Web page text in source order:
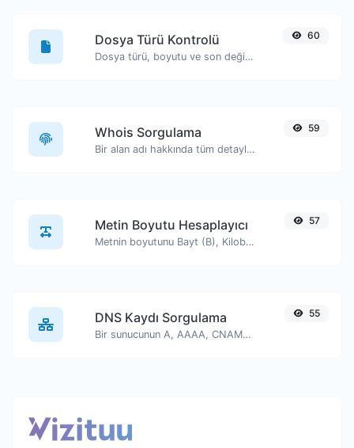
Dosya Türü Kontrolü
Dosya türü, boyutu ve son değiştirilme tarihi gibi bilgileri görüntüleyin.
60
Whois Sorgulama
Bir alan adı hakkında tüm detayları edinin.
59
Metin Boyutu Hesaplayıcı
Metnin boyutunu Bayt (B), Kilobayt (KB) veya Megabayt (MB) cinsinden alın.
57
DNS Kaydı Sorgulama
Bir sunucunun A, AAAA, CNAME, MX, NS, TXT, SOA DNS kayıtlarını bulun.
55